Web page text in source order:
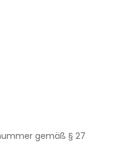
gemäß § 27